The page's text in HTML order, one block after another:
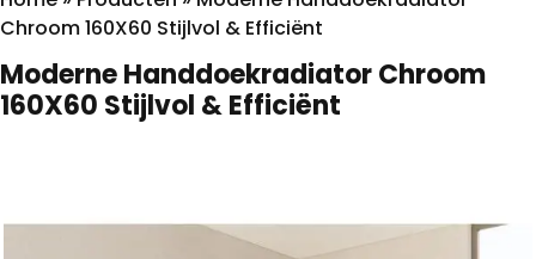
Chroom 160X60 Stijlvol & Efficiënt
Moderne Handdoekradiator Chroom
160X60 Stijlvol & Efficiënt